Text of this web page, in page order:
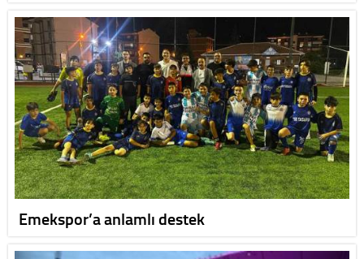
Emekspor’a anlamlı destek